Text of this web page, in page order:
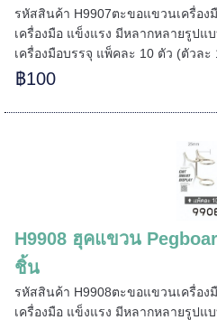
รหัสสินค้า H9907ตะขอแขวนเครื่อง
เครื่องมือ แข็งแรง มีหลากหลายรูปแ
เครื่องมือบรรจุ แพ็คละ 10 ตัว (ตัวล
฿100
H9908 ฮุคแขวน
ชิ้น
รหัสสินค้า H9908ตะขอแขวนเครื่อง
เครื่องมือ แข็งแรง มีหลากหลายรูปแ